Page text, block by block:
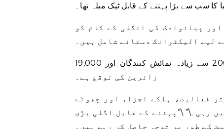
اور پیانوادک کی انگلی کے کام کو
لیے الیکٹرانک دستانے شامل ہیں۔
اگلے شو میں، 18 سے 20 جنوری، 2017 تک، منتظمین کو 200 سے زیادہ نمائش کنندگان اور 19,000
زائرین کی توقع ہے۔
فعالیت، ہلکے اجزاء اور چھوٹے
رہی۔\” \”پہننے کے قابل اگلی بڑی